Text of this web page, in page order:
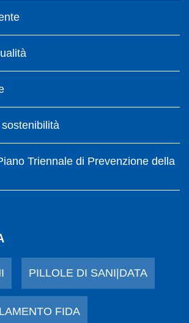
Triennale di Prevenzione della
PILLOLE DI SANI|DATA
FIDA